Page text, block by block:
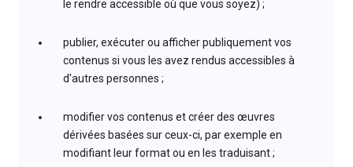
le rendre accessible où que vous soyez) ;
publier, exécuter ou afficher publiquement vos
contenus si vous les avez rendus accessibles à
d'autres personnes ;
modifier vos contenus et créer des œuvres
dérivées basées sur ceux-ci, par exemple en
modifiant leur format ou en les traduisant ;